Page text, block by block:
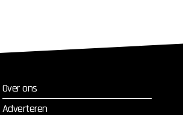
Over ons
Adverteren